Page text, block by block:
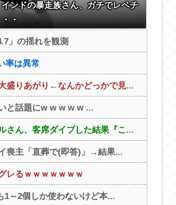
ンドの暴走族さん、ガチでレベチ
・
」の揺れを観測
率は異常
盛りあがり←なんかどっかで見...
と話題にw w w w w ...
さん、客席ダイブした結果『こ...
喪主「直葬で(即答)」→結果...
レるｗｗｗｗｗｗｗ
～2個しか使わないけど本...